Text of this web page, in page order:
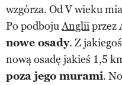
wzgórza. Od V wieku
Po podbojuAngliiprzez
nowe osady. Z
nową osadę jakieś 1,5
poza jego murami.